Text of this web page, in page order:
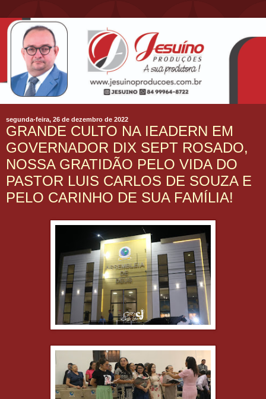
segunda-feira, 26 de dezembro de 2022
GRANDE CULTO NA IEADERN EM
GOVERNADOR DIX SEPT ROSADO,
NOSSA GRATIDÃO PELO VIDA DO
PASTOR LUIS CARLOS DE SOUZA E
PELO CARINHO DE SUA FAMÍLIA!